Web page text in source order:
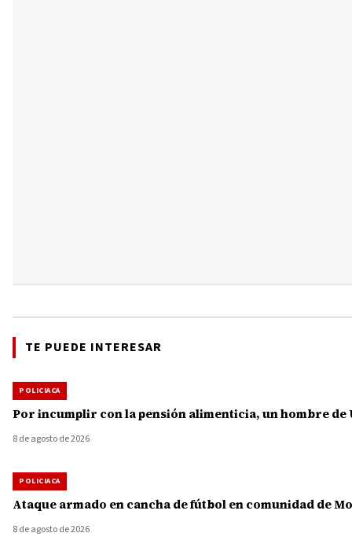
TE PUEDE INTERESAR
POLICIACA
Por incumplir con la pensión alimenticia, un hombre de
8 de agosto de 2026
POLICIACA
Ataque armado en cancha de fútbol en comunidad de
8 de agosto de 2026